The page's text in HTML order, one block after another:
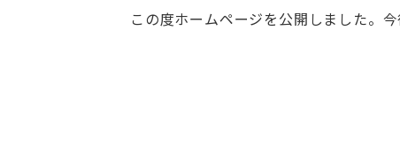
この度ホームページを公開しました。